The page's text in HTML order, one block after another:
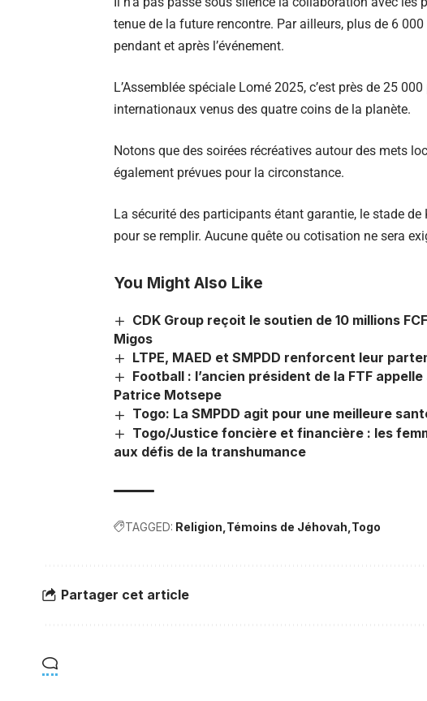
tenue de la future rencontre. Par ailleurs, plus de 6
pendant et après l’événement.
L’Assemblée spéciale Lomé 2025, c’est près de 25
internationaux venus des quatre coins de la planète.
Notons que des soirées récréatives autour des mets
également prévues pour la circonstance.
La sécurité des participants étant garantie, le stade de
pour se remplir. Aucune quête ou cotisation ne sera
You Might Also Like
CDK Group reçoit le soutien de 10 millions
Migos
LTPE, MAED et SMPDD renforcent leur
Football : l’ancien président de la FTF
Patrice Motsepe
Togo: La SMPDD agit pour une meilleure
Togo/Justice foncière et financière : les
aux défis de la transhumance
TAGGED: Religion Témoins de Jéhovah Togo
Partager cet article